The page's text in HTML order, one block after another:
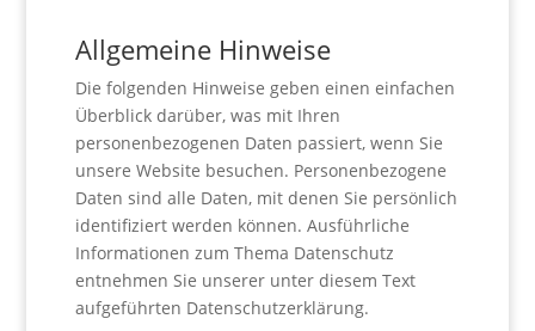
Allgemeine Hinweise
Die folgenden Hinweise geben einen einfachen
Überblick darüber, was mit Ihren
personenbezogenen Daten passiert, wenn Sie
unsere Website besuchen. Personenbezogene
Daten sind alle Daten, mit denen Sie persönlich
identifiziert werden können. Ausführliche
Informationen zum Thema Datenschutz
entnehmen Sie unserer unter diesem Text
aufgeführten Datenschutzerklärung.